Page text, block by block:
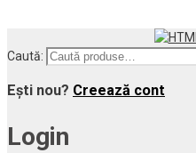
Caută:
Ești nou? Creează cont
Login